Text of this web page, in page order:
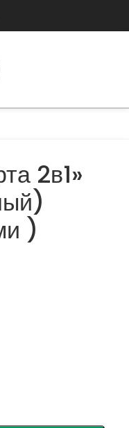
2в1»
)